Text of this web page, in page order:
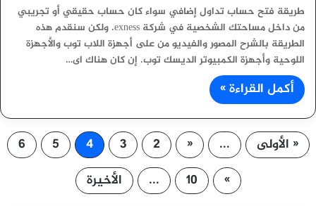
طريقة فتح حساب تداول إضافي سواء كان حساب حقيقي أو تجريبي
من داخل مساحتك الشخصية في شركة exness. ولكن سنقدم هذه
الطريقة بالشرح المصور والفيديو من على أجهزة اللاب توب والأجهزة
اللوحية وأجهزة الكمبيوتر الديسك توب. إن كان هناك اى…
أكمل القراءة »
« الأولى ...
«
2
3
4
5
6
»
10
... الأخيرة